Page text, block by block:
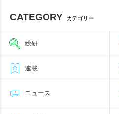
CATEGORY カテゴリー
総研
連載
ニュース